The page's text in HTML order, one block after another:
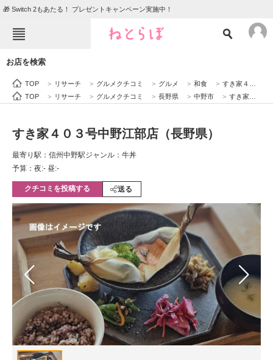
🎁 Switch 2もあたる！ プレゼントキャンペーン実施中！
エンタメ クイズ
住まい 教育・育児
動物
会員記事
メディア
注目記事を集めた総合ページ
ITの今と未来を見通す
スマホと通信の最新トレンド
進化するPCとデバイスの未来
好きが集まる 比べて選べる
お店を検索
TOP > リサーチ > グルメクチコミ > グルメ > 和食 > すき家４０３号中野江部店（長野県）
TOP
> リサーチ > グルメクチコミ > 長野県 > 中野市 > すき家４０３号中野江部店（長野県）
すき家４０３号中野江部店（長野県）
最寄り駅：信州中野駅ジャンル：牛丼
予算：夜:‐ 昼:‐
クチコミを投稿する 送る